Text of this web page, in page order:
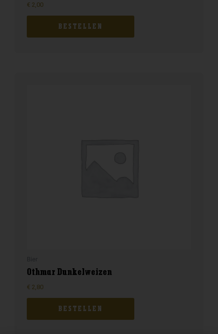
€ 2,00
BESTELLEN
Othmar Dunkelweizen
€ 2,80
BESTELLEN